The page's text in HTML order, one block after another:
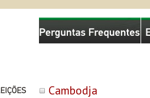
Cambodja
Comissão Nacional de Eleições